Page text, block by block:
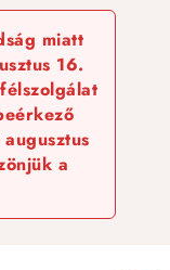
miatt
16.
a